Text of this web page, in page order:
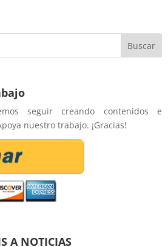
seguir creando contenidos e
nuestro trabajo. ¡Gracias!
A NOTICIAS